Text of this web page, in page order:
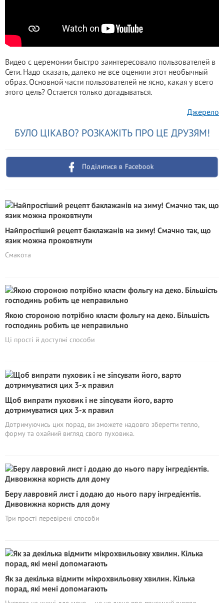
Видео с церемонии быстро заинтересовало пользователей в
Сети. Надо сказать, далеко не все оценили этот необычный
образ. Основной части пользователей не ясно, какая у всего
этого цель? Остается только догадываться.
Джерело
БУЛО ЦІКАВО? РОЗКАЖІТЬ ПРО ЦЕ ДРУЗЯМ!
Поділитися в Facebook
Найпростіший рецепт баклажанів на зиму! Смачно так, що
язик можна проковтнути
Смакота
Якою стороною потрібно класти фольгу на деко. Більшість
господинь робить це неправильно
Ці прості й доступні способи
Щоб випрати пуховик і не зіпсувати його, варто
дотримуватися цих 3-х правил
Дотримуючись цих порад, ви зможете надовго зберегти тепло,
форму та охайний вигляд свого пуховика.
Беру лавровий лист і додаю до нього пару інгредієнтів.
Дивовижна користь для дому
Три прості перевірені способи
Як за декілька відмити мікрохвильовку хвилин. Кілька
порад, які мені допомагають